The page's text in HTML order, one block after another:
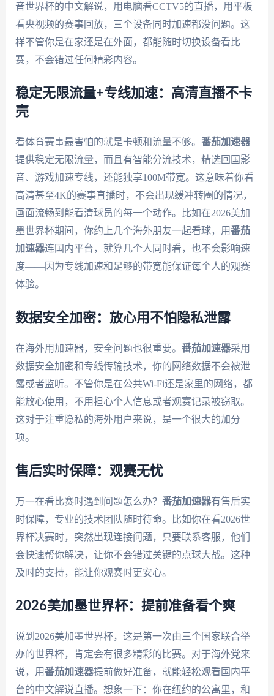
音世界杯的中文解说，用电脑看CCTV5的直播，用平板
看央视频的赛事回放，三个设备同时加速都没问题。这
样不管你是在家还是在外面，都能随时切换设备看比
赛，不会错过任何精彩内容。
稳定无限流量+专线加速：高清直播不卡
壳
看体育赛事最害怕的就是卡顿和流量不够。 番茄加速器
提供稳定无限流量，而且有智能分流技术，精选回国影
音、游戏加速专线，还能独享100M带宽。这意味着你看
高清甚至4K的赛事直播时，不会出现缓冲转圈的情况，
画面流畅到能看清球员的每一个动作。比如在2026美加
墨世界杯期间，你约上几个海外朋友一起看球，用番茄
加速器连国内平台，就算几个人同时看，也不会影响速
度——因为专线加速和足够的带宽能保证每个人的观赛
体验。
数据安全加密：放心用不怕隐私泄露
在海外用加速器，安全问题也很重要。 番茄加速器采用
数据安全加密和专线传输技术，你的网络数据不会被泄
露或者监听。不管你是在公共Wi-Fi还是家里的网络，都
能放心使用，不用担心个人信息或者观赛记录被窃取。
这对于注重隐私的海外用户来说，是一个很大的加分
项。
售后实时保障：观赛无忧
万一在看比赛时遇到问题怎么办？ 番茄加速器有售后实
时保障，专业的技术团队随时待命。比如你在看2026世
界杯决赛时，突然出现连接问题，只要联系客服，他们
会快速帮你解决，让你不会错过关键的点球大战。这种
及时的支持，能让你观赛时更安心。
2026美加墨世界杯：提前准备看个爽
说到2026美加墨世界杯，这是第一次由三个国家联合举
办的世界杯，肯定会有很多精彩的比赛。对于海外党来
说，用番茄加速器提前做好准备，就能轻松观看国内平
台的中文解说直播。想象一下：你在纽约的公寓里，和